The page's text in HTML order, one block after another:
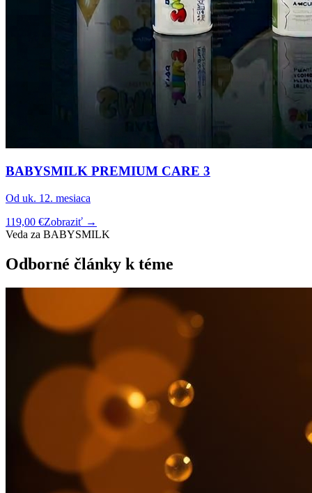
BABYSMILK PREMIUM CARE 3
Od uk. 12. mesiaca
119,00 €Zobraziť →
Veda za BABYSMILK
Odborné články k téme